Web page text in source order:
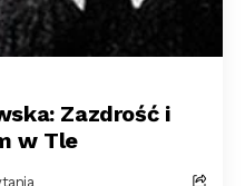
Zazdrość i
w Tle